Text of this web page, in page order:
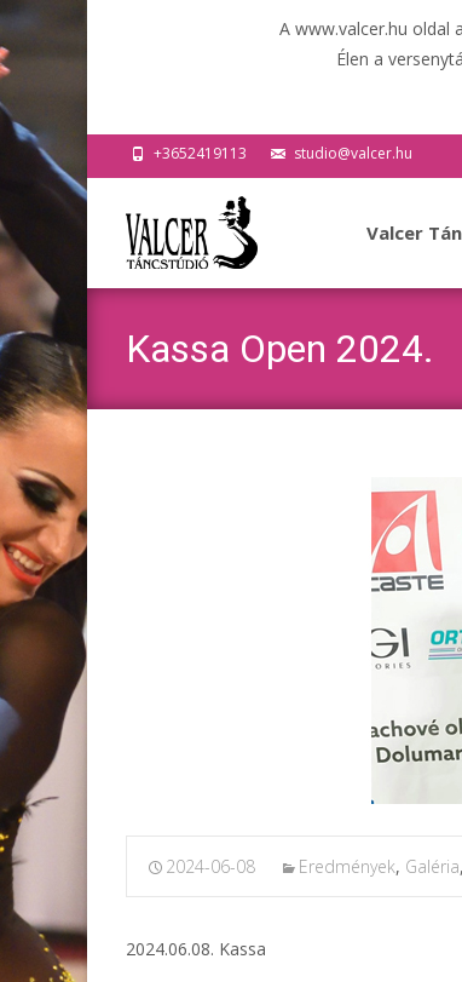
A www.valcer.hu oldal
Élen a
+3652419113 studio@valcer.hu
Valcer
Kassa Open 2024.
2024-06-08 Eredmények, Galéria,
2024.06.08. Kassa